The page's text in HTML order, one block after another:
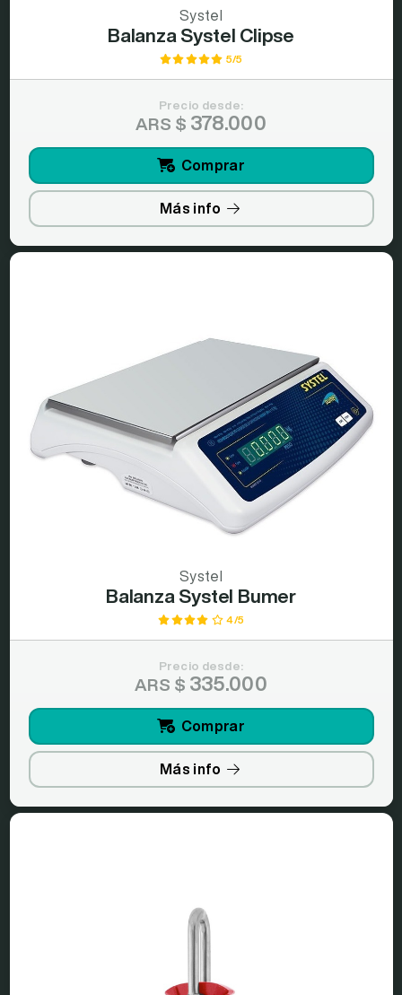
Systel
Balanza Systel Clipse
5/5
Precio desde:
ARS $ 378.000
Comprar
Más info
Systel
Balanza Systel Bumer
4/5
Precio desde:
ARS $ 335.000
Comprar
Más info